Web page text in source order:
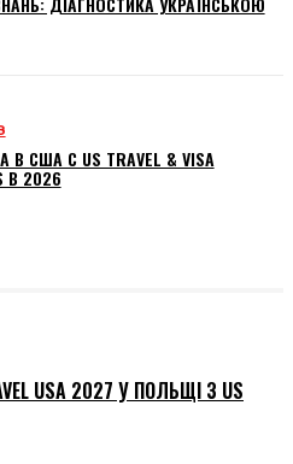
В США С US TRAVEL & VISA
В 2026
USA 2027 У ПОЛЬЩІ З US